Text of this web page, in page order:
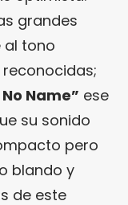
grandes
al tono
Name” ese
su sonido
pero
blando y
de este